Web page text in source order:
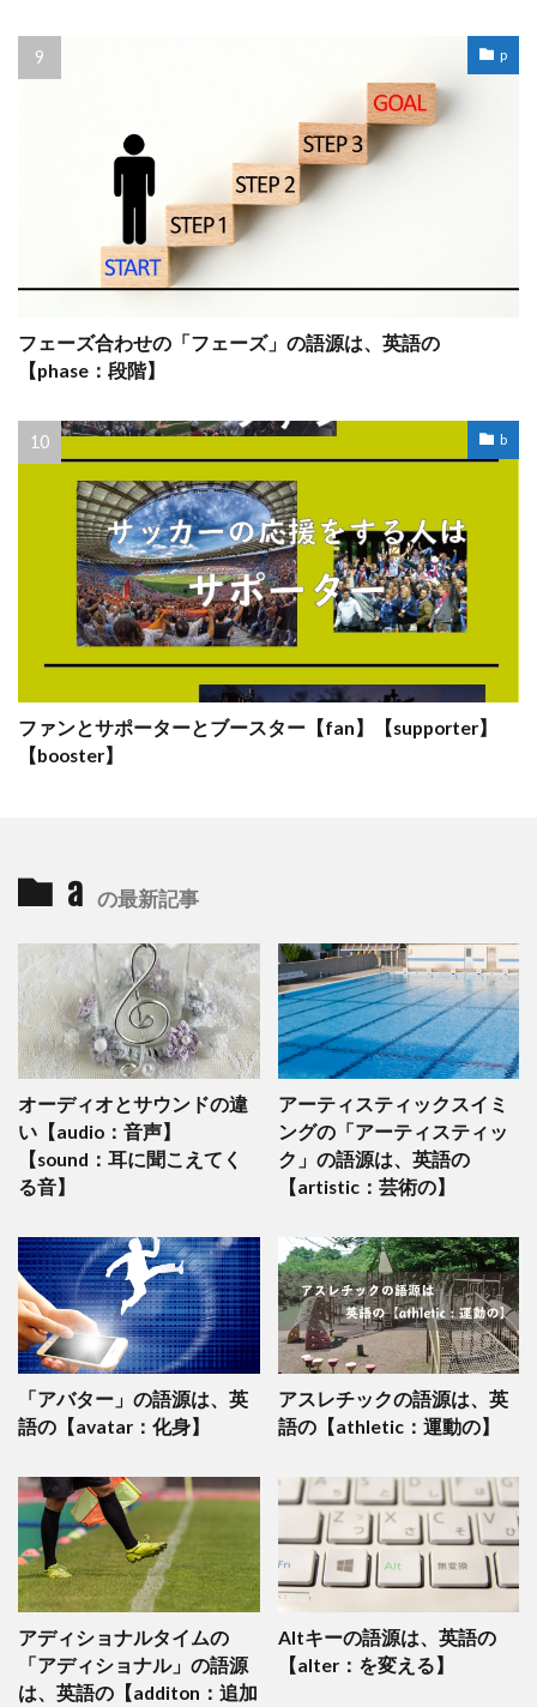
p
フェーズ合わせの「フェーズ」の語源は、英語の
【phase：段階】
b
ファンとサポーターとブースター【fan】【supporter】
【booster】
a の最新記事
オーディオとサウンドの違
い【audio：音声】
【sound：耳に聞こえてく
る音】
アーティスティックスイミ
ングの「アーティスティッ
ク」の語源は、英語の
【artistic：芸術の】
「アバター」の語源は、英
語の【avatar：化身】
アスレチックの語源は、英
語の【athletic：運動の】
アディショナルタイムの
「アディショナル」の語源
は、英語の【additon：追加
Altキーの語源は、英語の
【alter：を変える】